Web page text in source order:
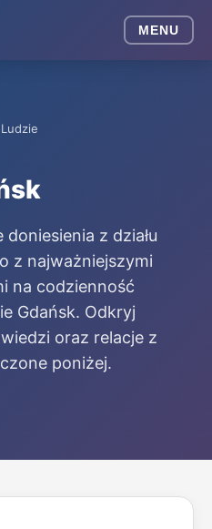
MENU
Ludzie
z działu
z najważniejszymi
na codzienność
Gdańsk. Odkryj
oraz relacje z
poniżej.